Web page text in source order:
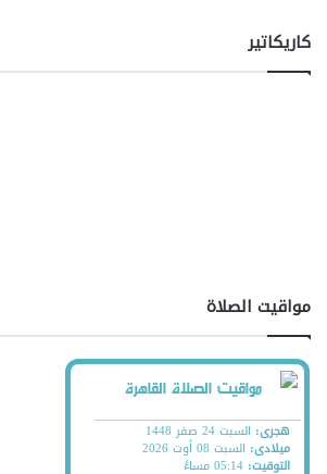
كاريكاتير
مواقيت الصلاة